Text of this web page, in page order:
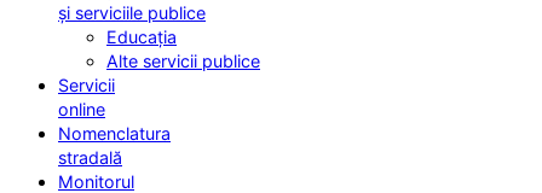
și serviciile publice
Educația
Alte servicii publice
Servicii
online
Nomenclatura
stradală
Monitorul